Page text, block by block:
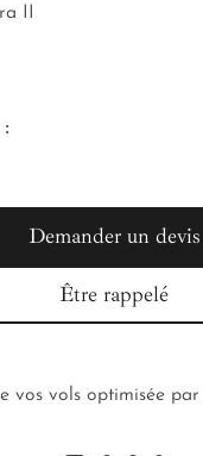
II
:
Demander un devis
Être rappelé
vos vols optimisée